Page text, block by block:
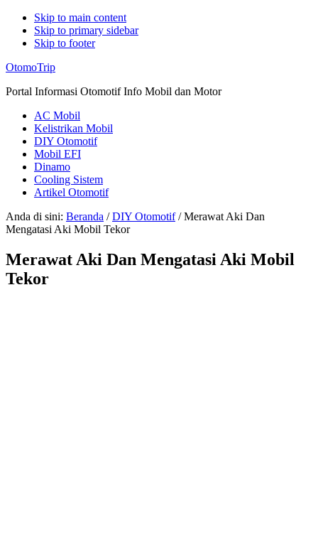
Skip to main content
Skip to primary sidebar
Skip to footer
Additional
menu
OtomoTrip
Portal Informasi Otomotif Info Mobil dan Motor
AC Mobil
Kelistrikan Mobil
DIY Otomotif
Mobil EFI
Dinamo
Cooling Sistem
Artikel Otomotif
Anda di sini: Beranda / DIY Otomotif /Merawat Aki Dan
Mengatasi Aki Mobil Tekor
Merawat Aki Dan Mengatasi Aki Mobil
Tekor